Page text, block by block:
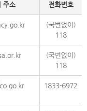
주소 전화번호
(국번없이)
118
(국번없이)
118
1833-6972